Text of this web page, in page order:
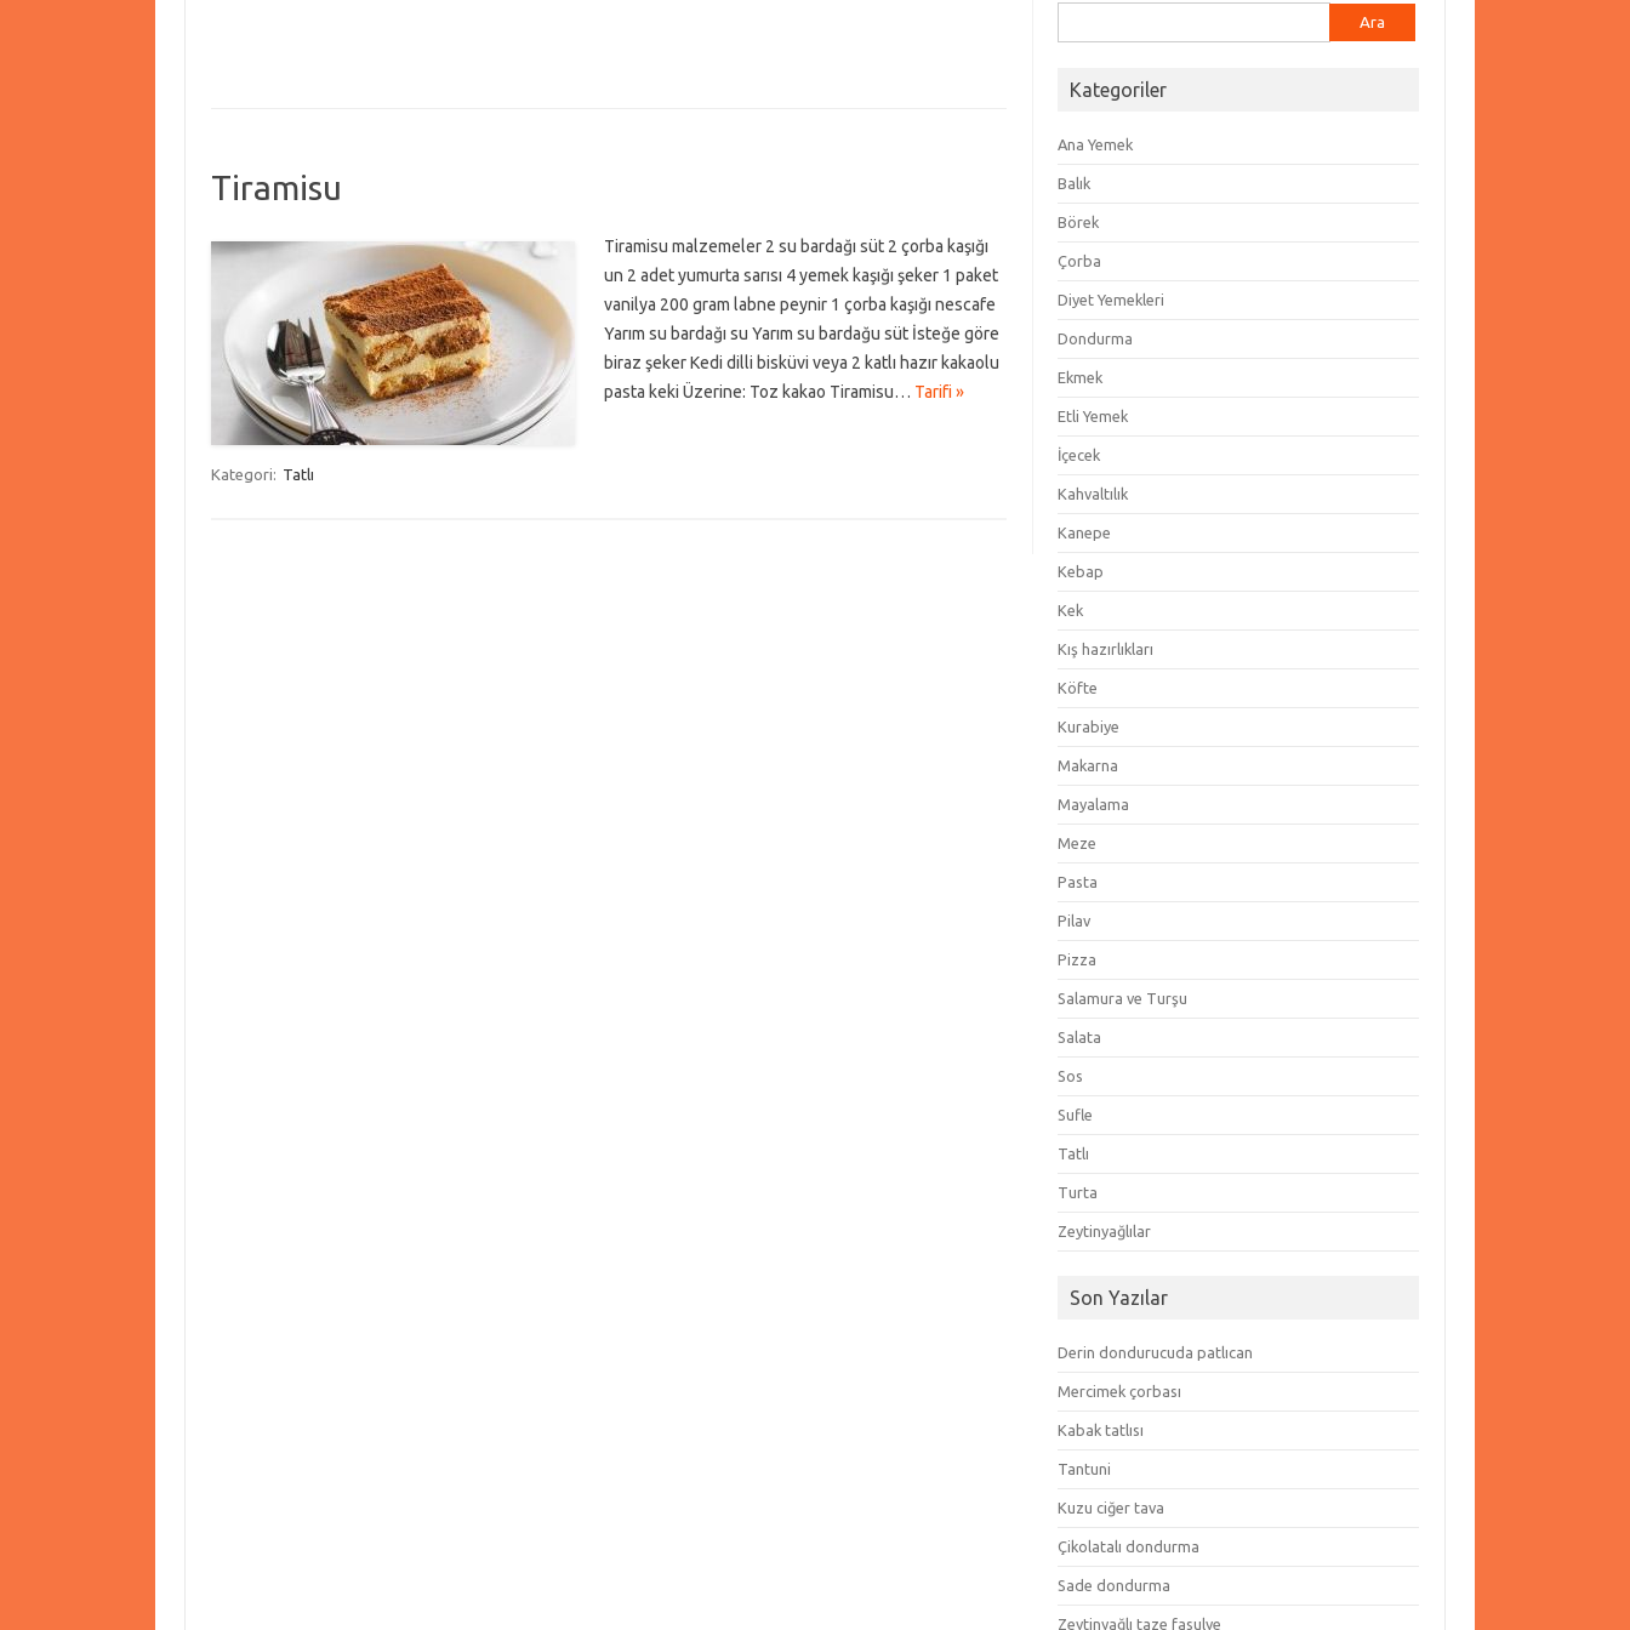
Tiramisu
Tiramisu malzemeler 2 su bardağı süt 2 çorba kaşığı
un 2 adet yumurta sarısı 4 yemek kaşığı şeker 1 paket
vanilya 200 gram labne peynir 1 çorba kaşığı nescafe
Yarım su bardağı su Yarım su bardağu süt İsteğe göre
biraz şeker Kedi dilli bisküvi veya 2 katlı hazır kakaolu
pasta keki Üzerine: Toz kakao Tiramisu… Tarifi »
Kategori: Tatlı
Kategoriler
Ana Yemek
Balık
Börek
Çorba
Diyet Yemekleri
Dondurma
Ekmek
Etli Yemek
İçecek
Kahvaltılık
Kanepe
Kebap
Kek
Kış hazırlıkları
Köfte
Kurabiye
Makarna
Mayalama
Meze
Pasta
Pilav
Pizza
Salamura ve Turşu
Salata
Sos
Sufle
Tatlı
Turta
Zeytinyağlılar
Son Yazılar
Derin dondurucuda patlıcan
Mercimek çorbası
Kabak tatlısı
Tantuni
Kuzu ciğer tava
Çikolatalı dondurma
Sade dondurma
Zeytinyağlı taze fasulye